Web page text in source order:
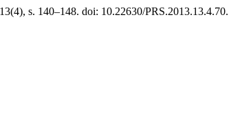
s. 140–148. doi: 10.22630/PRS.2013.13.4.70.